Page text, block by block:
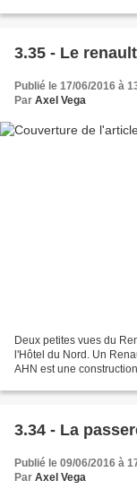
3.35 - Le
Publié le 17/06/2016 à
Par Axel Vega
Deux petites vues du
l'Hôtel du Nord. Un
AHN est une
3.34 - La
Publié le 09/06/2016 à
Par Axel Vega